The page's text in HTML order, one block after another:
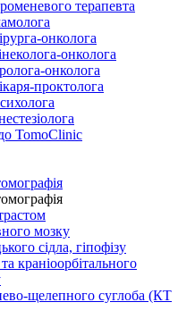
терапевта
онколога
онколога
онколога
проктолога
TomoClinic
мозку
сідла, гіпофізу
краніоорбітального
щелепного суглоба (КТ